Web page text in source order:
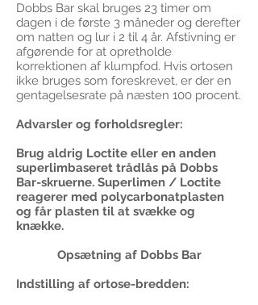
Dobbs Bar skal bruges 23 timer om
dagen i de første 3 måneder og derefter
om natten og lur i 2 til 4 år. Afstivning er
afgørende for at opretholde
korrektionen af klumpfod. Hvis ortosen
ikke bruges som foreskrevet, er der en
gentagelsesrate på næsten 100 procent.
Advarsler og forholdsregler:
Brug aldrig Loctite eller en anden
superlimbaseret trådlås på Dobbs
Bar-skruerne. Superlimen / Loctite
reagerer med polycarbonatplasten
og får plasten til at svække og
knække.
Opsætning af Dobbs Bar
Indstilling af ortose-bredden: